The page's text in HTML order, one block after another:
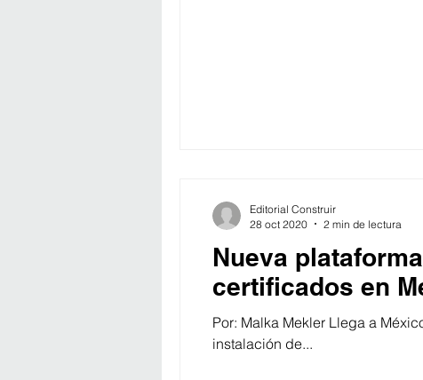
Nueva
certificados en
Por: Malka Mekler Llega a
instalación de...
Editorial Construir
28 oct 2020
2 min de lectura